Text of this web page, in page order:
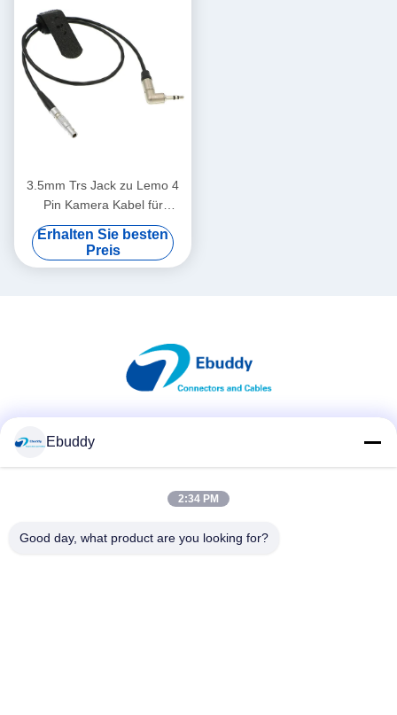
3.5mm Trs Jack zu Lemo 4
Pin Kamera Kabel für
Easync Sync zu Rot Epic
Time Code Kabel
Erhalten Sie besten
Preis
Ebuddy
2:34 PM
Good day, what product are you looking for?